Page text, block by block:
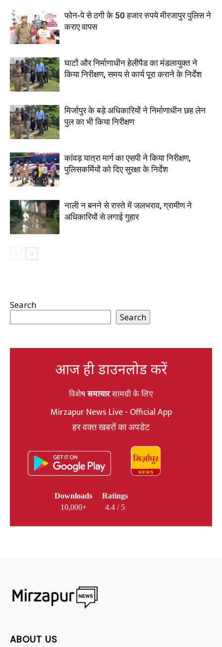
फोन-पे से ठगी के 50 हजार रुपये मीरजापुर पुलिस ने
कराए वापस
घाटों और निर्माणाधीन हेलीपैड का मंडलायुक्त ने
किया निरीक्षण, समय से कार्य पूरा कराने के निर्देश
मिर्जापुर के बड़े अधिकारियों ने निर्माणाधीन छह लेन
पुल का भी किया निरीक्षण
कांवड़ यात्रा मार्ग का एसपी ने किया निरीक्षण,
पुलिसकर्मियों को दिए सुरक्षा के निर्देश
नाली न बनने से रास्ते में जलभराव, ग्रामीण ने
अधिकारियों से लगाई गुहार
Search
Search
आज ही डाउनलोड करें
विशेषसमाचारसामग्री के लिए
Mirzapur News Live - Official App
हर वक्त खबरों का अपडेट
Downloads
10,000+
Ratings
4.4 / 5
ABOUT US